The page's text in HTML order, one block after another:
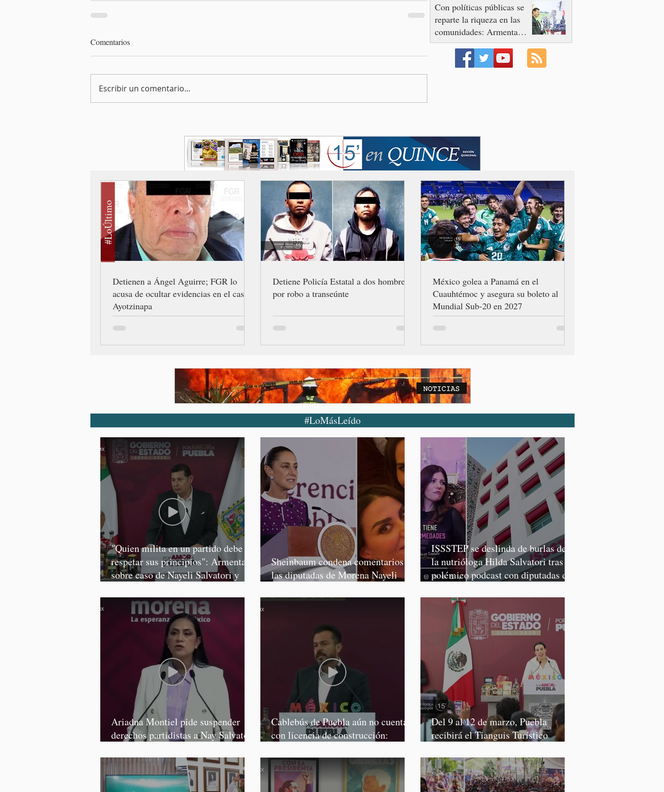
Comentarios
Escribir un comentario...
Con políticas públicas se
reparte la riqueza en las
comunidades: Armenta
Mier
Detienen a Ángel Aguirre; FGR lo
acusa de ocultar evidencias en el caso
Ayotzinapa
Detiene Policía Estatal a dos hombres
por robo a transeúnte
México golea a Panamá en el
Cuauhtémoc y asegura su boleto al
Mundial Sub-20 en 2027
#LoÚltimo
#LoMásLeído
"Quien milita en un partido debe
respetar sus principios": Armenta,
sobre caso de Nayeli Salvatori y
Sheinbaum condena comentarios de
las diputadas de Morena Nayeli
ISSSTEP se deslinda de burlas de
la nutrióloga Hilda Salvatori tras
polémico podcast con diputadas de
Ariadna Montiel pide suspender
derechos partidistas a Nay Salvatori
Cablebús de Puebla aún no cuenta
con licencia de construcción:
Del 9 al 12 de marzo, Puebla
recibirá el Tianguis Turístico